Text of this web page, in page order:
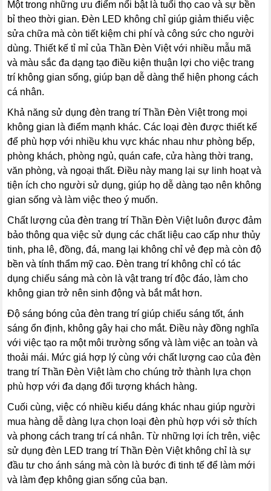
Một trong những ưu điểm nổi bật là tuổi thọ cao và sự bền
bỉ theo thời gian. Đèn LED không chỉ giúp giảm thiểu việc
sửa chữa mà còn tiết kiệm chi phí và công sức cho người
dùng. Thiết kế tỉ mỉ của Thần Đèn Việt với nhiều mẫu mã
và màu sắc đa dạng tạo điều kiện thuận lợi cho việc trang
trí không gian sống, giúp bạn dễ dàng thể hiện phong cách
cá nhân.
Khả năng sử dụng đèn trang trí Thần Đèn Việt trong mọi
không gian là điểm mạnh khác. Các loại đèn được thiết kế
để phù hợp với nhiều khu vực khác nhau như phòng bếp,
phòng khách, phòng ngủ, quán cafe, cửa hàng thời trang,
văn phòng, và ngoại thất. Điều này mang lại sự linh hoạt và
tiện ích cho người sử dụng, giúp họ dễ dàng tạo nên không
gian sống và làm việc theo ý muốn.
Chất lượng của đèn trang trí Thần Đèn Việt luôn được đảm
bảo thông qua việc sử dụng các chất liệu cao cấp như thủy
tinh, pha lê, đồng, đá, mang lại không chỉ vẻ đẹp mà còn độ
bền và tính thẩm mỹ cao. Đèn trang trí không chỉ có tác
dụng chiếu sáng mà còn là vật trang trí độc đáo, làm cho
không gian trở nên sinh động và bắt mắt hơn.
Độ sáng bóng của đèn trang trí giúp chiếu sáng tốt, ánh
sáng ổn định, không gây hại cho mắt. Điều này đồng nghĩa
với việc tạo ra một môi trường sống và làm việc an toàn và
thoải mái. Mức giá hợp lý cùng với chất lượng cao của đèn
trang trí Thần Đèn Việt làm cho chúng trở thành lựa chọn
phù hợp với đa dạng đối tượng khách hàng.
Cuối cùng, việc có nhiều kiểu dáng khác nhau giúp người
mua hàng dễ dàng lựa chọn loại đèn phù hợp với sở thích
và phong cách trang trí cá nhân. Từ những lợi ích trên, việc
sử dụng đèn LED trang trí Thần Đèn Việt không chỉ là sự
đầu tư cho ánh sáng mà còn là bước đi tinh tế để làm mới
và làm đẹp không gian sống của bạn.